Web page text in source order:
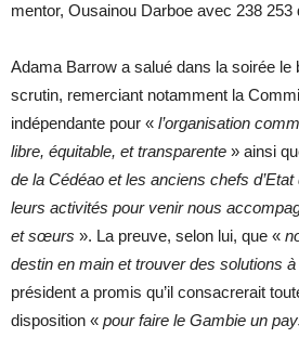
mentor, Ousainou Darboe avec 238 253
Adama Barrow a salué dans la soirée le
scrutin, remerciant notamment la
indépendante pour « l’organisation
libre, équitable, et transparente » ainsi
de la Cédéao et les anciens chefs
leurs activités pour venir nous
et sœurs ». La preuve, selon lui, que «
destin en main et trouver des solutions
président a promis qu’il consacrerait
disposition « pour faire le Gambie un